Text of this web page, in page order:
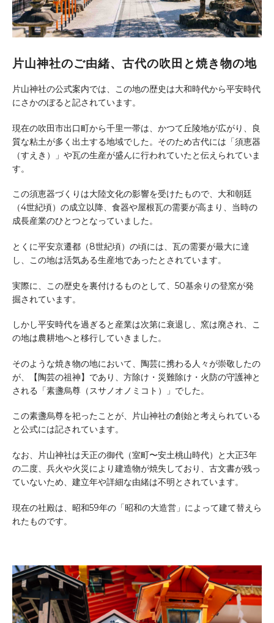
片山神社のご由緒、古代の吹田と焼き物の地
片山神社の公式案内では、この地の歴史は大和時代から平安時代
にさかのぼると記されています。
現在の吹田市出口町から千里一帯は、かつて丘陵地が広がり、良
質な粘土が多く出土する地域でした。そのため古代には「須恵器
（すえき）」や瓦の生産が盛んに行われていたと伝えられていま
す。
この須恵器づくりは大陸文化の影響を受けたもので、大和朝廷
（4世紀頃）の成立以降、食器や屋根瓦の需要が高まり、当時の
成長産業のひとつとなっていました。
とくに平安京遷都（8世紀頃）の頃には、瓦の需要が最大に達
し、この地は活気ある生産地であったとされています。
実際に、この歴史を裏付けるものとして、50基余りの登窯が発
掘されています。
しかし平安時代を過ぎると産業は次第に衰退し、窯は廃され、こ
の地は農耕地へと移行していきました。
そのような焼き物の地において、陶芸に携わる人々が崇敬したの
が、【陶芸の祖神】であり、方除け・災難除け・火防の守護神と
される「素盞烏尊（スサノオノミコト）」でした。
この素盞烏尊を祀ったことが、片山神社の創始と考えられている
と公式には記されています。
なお、片山神社は天正の御代（室町〜安土桃山時代）と大正3年
の二度、兵火や火災により建造物が焼失しており、古文書が残っ
ていないため、建立年や詳細な由緒は不明とされています。
現在の社殿は、昭和59年の「昭和の大造営」によって建て替えら
れたものです。